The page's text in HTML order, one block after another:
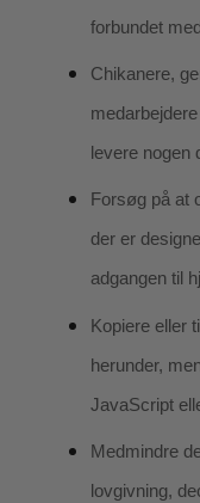
forbundet
Chikanere,
levere nogen
Forsøg på at
der er
adgangen til
Kopiere eller
herunder,
JavaScript
Medmindre
lovgivning,